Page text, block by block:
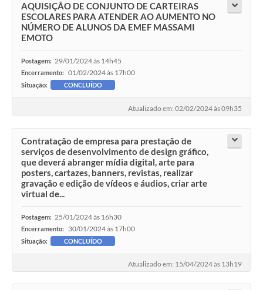
AQUISIÇÃO DE CONJUNTO DE CARTEIRAS
ESCOLARES PARA ATENDER AO AUMENTO NO
NÚMERO DE ALUNOS DA EMEF MASSAMI
EMOTO
Postagem: 29/01/2024 às 14h45
Encerramento: 01/02/2024 às 17h00
Situação: CONCLUÍDO
Atualizado em: 02/02/2024 às 09h35
Contratação de empresa para prestação de
serviços de desenvolvimento de design gráfico,
que deverá abranger mídia digital, arte para
posters, cartazes, banners, revistas, realizar
gravação e edição de vídeos e áudios, criar arte
virtual de...
Postagem: 25/01/2024 às 16h30
Encerramento: 30/01/2024 às 17h00
Situação: CONCLUÍDO
Atualizado em: 15/04/2024 às 13h19